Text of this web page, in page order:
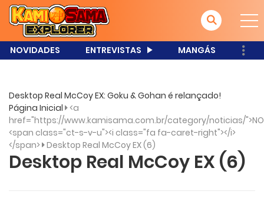
NOVIDADES ENTREVISTAS MANGÁS
Desktop Real McCoy EX: Goku & Gohan é relançado!
Página Inicial <a
href="https://www.kamisama.com.br/category/noticias/
<span class="ct-s-v-u"><i class="fa fa-caret-right"></i>
</span> Desktop Real McCoy EX (6)
Desktop Real McCoy EX (6)